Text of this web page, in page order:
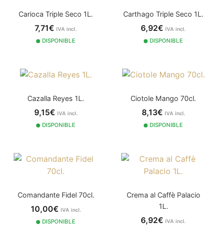
Carioca Triple Seco 1L.
7,71€ IVA incl.
DISPONIBLE
Carthago Triple Seco 1L.
6,92€ IVA incl.
DISPONIBLE
Cazalla Reyes 1L.
9,15€ IVA incl.
DISPONIBLE
Ciotole Mango 70cl.
8,13€ IVA incl.
DISPONIBLE
Comandante Fidel 70cl.
10,00€ IVA incl.
DISPONIBLE
Crema al Caffè Palacio
1L.
6,92€ IVA incl.